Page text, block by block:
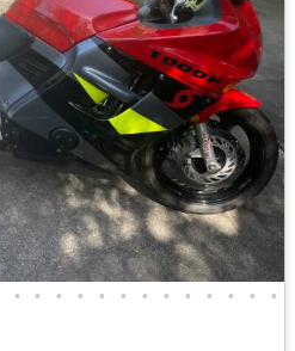
• • • • • • • • • • • • •